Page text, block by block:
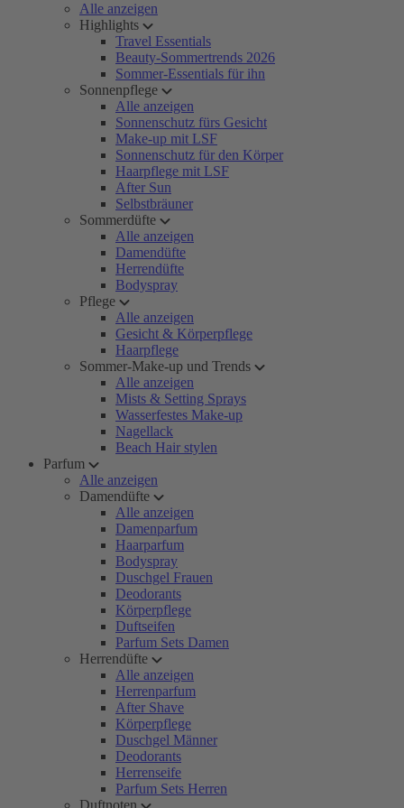
Alle anzeigen
Highlights
Travel Essentials
Beauty-Sommertrends 2026
Sommer-Essentials für ihn
Sonnenpflege
Alle anzeigen
Sonnenschutz fürs Gesicht
Make-up mit LSF
Sonnenschutz für den Körper
Haarpflege mit LSF
After Sun
Selbstbräuner
Sommerdüfte
Alle anzeigen
Damendüfte
Herrendüfte
Bodyspray
Pflege
Alle anzeigen
Gesicht & Körperpflege
Haarpflege
Sommer-Make-up und Trends
Alle anzeigen
Mists & Setting Sprays
Wasserfestes Make-up
Nagellack
Beach Hair stylen
Parfum
Alle anzeigen
Damendüfte
Alle anzeigen
Damenparfum
Haarparfum
Bodyspray
Duschgel Frauen
Deodorants
Körperpflege
Duftseifen
Parfum Sets Damen
Herrendüfte
Alle anzeigen
Herrenparfum
After Shave
Körperpflege
Duschgel Männer
Deodorants
Herrenseife
Parfum Sets Herren
Duftnoten